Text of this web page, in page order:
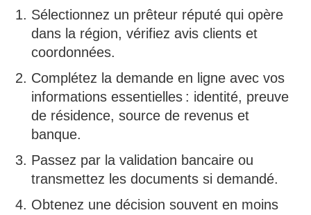
Sélectionnez un prêteur réputé qui opère
dans la région, vérifiez avis clients et
coordonnées.
Complétez la demande en ligne avec vos
informations essentielles : identité, preuve
de résidence, source de revenus et
banque.
Passez par la validation bancaire ou
transmettez les documents si demandé.
Obtenez une décision souvent en moins